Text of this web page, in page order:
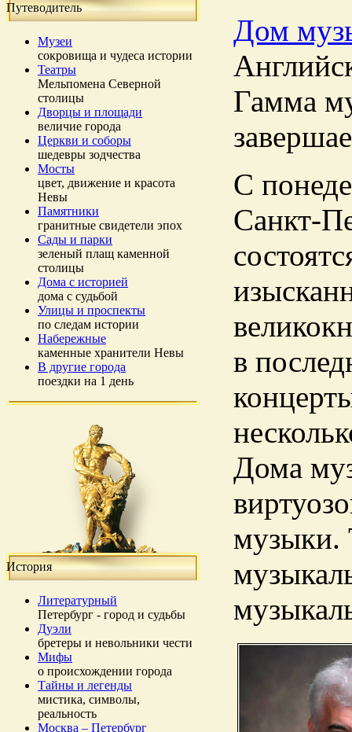
Путеводитель
Музеи
сокровища и чудеса истории
Театры
Мельпомена Северной
столицы
Дворцы и площади
величие города
Церкви и соборы
шедевры зодчества
Мосты
цвет, движение и красота
Невы
Памятники
гранитные свидетели эпох
Сады и парки
зеленый плащ каменной
столицы
Дома с историей
дома с судьбой
Улицы и проспекты
по следам истории
Набережные
каменные хранители Невы
В другие города
поездки на 1 день
История
Литературный
Петербург - город и судьбы
Дуэли
бретеры и невольники чести
Мифы
о происхождении города
Тайны и легенды
мистика, символы,
реальность
Москва – Петербург
Дом
Гамма
С
Санкт-
в
Дома
музыки.